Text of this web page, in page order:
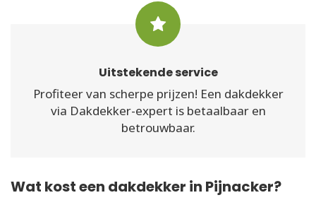
Uitstekende service
Profiteer van scherpe prijzen! Een dakdekker
via Dakdekker-expert is betaalbaar en
betrouwbaar.
Wat kost een dakdekker in Pijnacker?